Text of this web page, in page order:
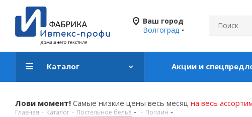
Ваш город
Волгоград
Каталог Акции и
Лови момент! Самые низкие цены весь месяц на весь
Главная - Каталог - Постельное бельё - Поплин